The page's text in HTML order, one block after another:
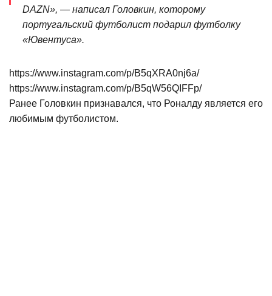
DAZN», — написал Головкин, которому
португальский футболист подарил футболку
«Ювентуса».
https://www.instagram.com/p/B5qXRA0nj6a/
https://www.instagram.com/p/B5qW56QIFFp/
Ранее Головкин признавался, что Роналду является его
любимым футболистом.